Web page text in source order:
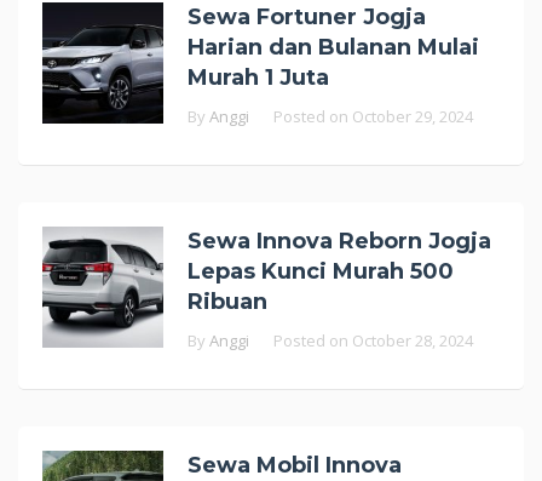
Sewa Fortuner Jogja
Harian dan Bulanan Mulai
Murah 1 Juta
By Anggi Posted on October 29, 2024
Sewa Innova Reborn Jogja
Lepas Kunci Murah 500
Ribuan
By Anggi Posted on October 28, 2024
Sewa Mobil Innova